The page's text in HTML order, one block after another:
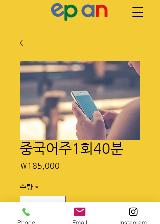
중국어주1회40분
₩185,000
수량 *
Phone Email Instagram